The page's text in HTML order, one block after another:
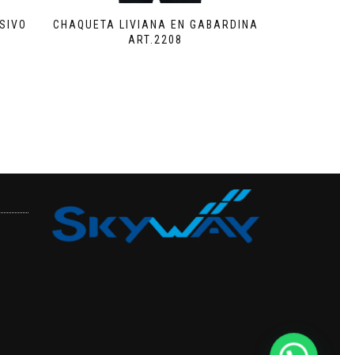
CHAQUETA LIVIANA EN GABARDINA
ART.2208